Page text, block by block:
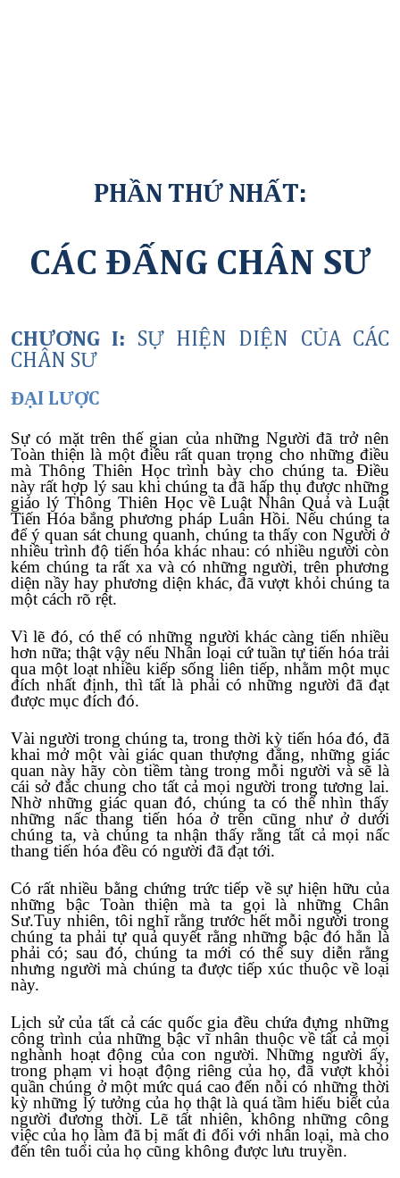
PHẦN THỨ NHẤT:
CÁC ĐẤNG CHÂN SƯ
CHƯƠNG I: SỰ HIỆN DIỆN CỦA CÁC
CHÂN SƯ
ĐẠI LƯỢC
Sự có mặt trên thế gian của những Người đã trở nên
Toàn thiện là một điều rất quan trọng cho những điều
mà Thông Thiên Học trình bày cho chúng ta. Điều
này rất hợp lý sau khi chúng ta đã hấp thụ được những
giáo lý Thông Thiên Học về Luật Nhân Quả và Luật
Tiến Hóa bắng phương pháp Luân Hồi. Nếu chúng ta
để ý quan sát chung quanh, chúng ta thấy con Người ở
nhiều trình độ tiến hóa khác nhau: có nhiều người còn
kém chúng ta rất xa và có những người, trên phương
diện nầy hay phương diện khác, đã vượt khỏi chúng ta
một cách rõ rệt.
Vì lẽ đó, có thể có những người khác càng tiến nhiều
hơn nữa; thật vậy nếu Nhân loại cứ tuần tự tiến hóa trải
qua một loạt nhiều kiếp sống liên tiếp, nhằm một mục
đích nhất định, thì tất là phải có những người đã đạt
được mục đích đó.
Vài người trong chúng ta, trong thời kỳ tiến hóa đó, đã
khai mở một vài giác quan thượng đẳng, những giác
quan này hãy còn tiềm tàng trong mỗi người và sẽ là
cái sở đắc chung cho tất cả mọi người trong tương lai.
Nhờ những giác quan đó, chúng ta có thể nhìn thấy
những nấc thang tiến hóa ở trên cũng như ở dưới
chúng ta, và chúng ta nhận thấy rằng tất cả mọi nấc
thang tiến hóa đều có người đã đạt tới.
Có rất nhiều bằng chứng trức tiếp về sự hiện hữu của
những bậc Toàn thiện mà ta gọi là những Chân
Sư.Tuy nhiên, tôi nghĩ rằng trước hết mỗi người trong
chúng ta phải tự quả quyết rằng những bậc đó hẳn là
phải có; sau đó, chúng ta mới có thể suy diễn rằng
nhưng người mà chúng ta được tiếp xúc thuộc về loại
này.
Lịch sử của tất cả các quốc gia đều chứa đựng những
công trình của những bậc vĩ nhân thuộc về tất cả mọi
nghành hoạt động của con người. Những người ấy,
trong phạm vi hoạt động riêng của họ, đã vượt khỏi
quần chúng ở một mức quá cao đến nỗi có những thời
kỳ những lý tưởng của họ thật là quá tầm hiểu biết của
người đương thời. Lẽ tất nhiên, không những công
việc của họ làm đã bị mất đi đối với nhân loại, mà cho
đến tên tuổi của họ cũng không được lưu truyền.